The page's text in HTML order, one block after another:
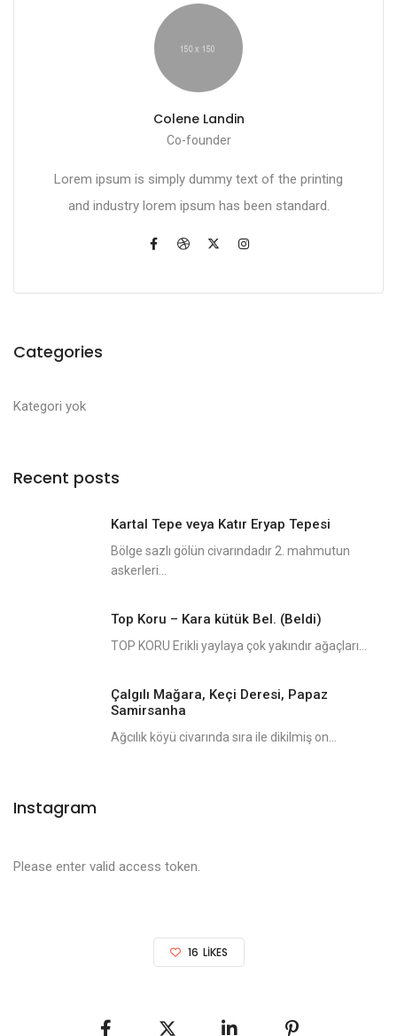
Colene Landin
Co-founder
Lorem ipsum is simply dummy text of the printing
and industry lorem ipsum has been standard.
Categories
Kategori yok
Recent posts
Kartal Tepe veya Katır Eryap Tepesi
Bölge sazlı gölün civarındadır 2. mahmutun
askerleri...
Top Koru – Kara kütük Bel. (Beldi)
TOP KORU Erikli yaylaya çok yakındır ağaçları...
Çalgılı Mağara, Keçi Deresi, Papaz
Samirsanha
Ağcılık köyü civarında sıra ile dikilmiş on...
Instagram
Please enter valid access token.
16 LIKES